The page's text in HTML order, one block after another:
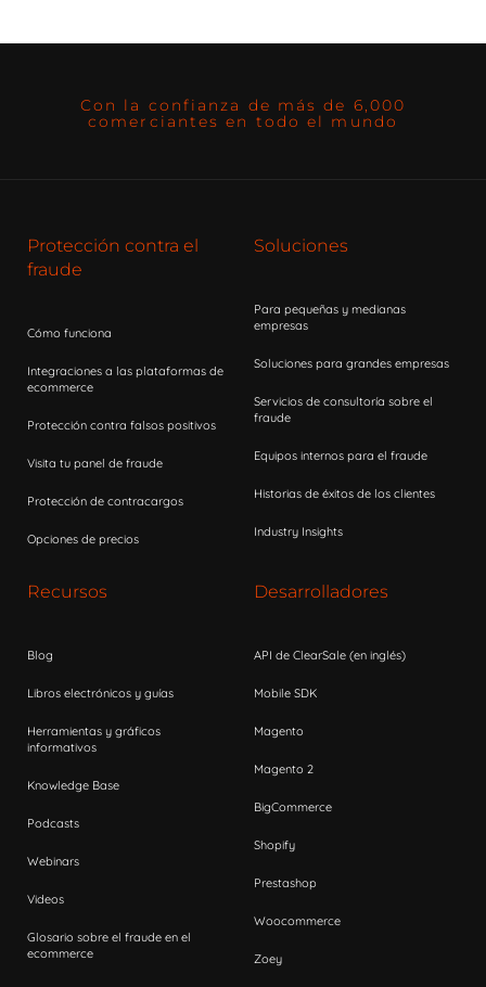
Con la confianza de más de 6,000
comerciantes en todo el mundo
Protección contra el
fraude
Cómo funciona
Integraciones a las plataformas de
ecommerce
Protección contra falsos positivos
Visita tu panel de fraude
Protección de contracargos
Opciones de precios
Soluciones
Para pequeñas y medianas
empresas
Soluciones para grandes empresas
Servicios de consultoría sobre el
fraude
Equipos internos para el fraude
Historias de éxitos de los clientes
Industry Insights
Recursos
Blog
Libros electrónicos y guías
Herramientas y gráficos
informativos
Knowledge Base
Podcasts
Webinars
Videos
Glosario sobre el fraude en el
ecommerce
Desarrolladores
API de ClearSale (en inglés)
Mobile SDK
Magento
Magento 2
BigCommerce
Shopify
Prestashop
Woocommerce
Zoey